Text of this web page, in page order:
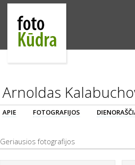
Arnoldas
APIE FOTOGRAFIJOS
Geriausios fotografijos